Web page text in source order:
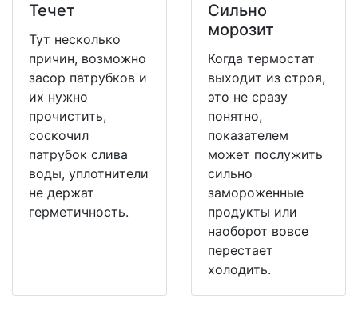
Течет
Тут несколько
причин, возможно
засор патрубков и
их нужно
прочистить,
соскочил
патрубок слива
воды, уплотнители
не держат
герметичность.
Сильно
морозит
Когда термостат
выходит из строя,
это не сразу
понятно,
показателем
может послужить
сильно
замороженные
продукты или
наоборот вовсе
перестает
холодить.